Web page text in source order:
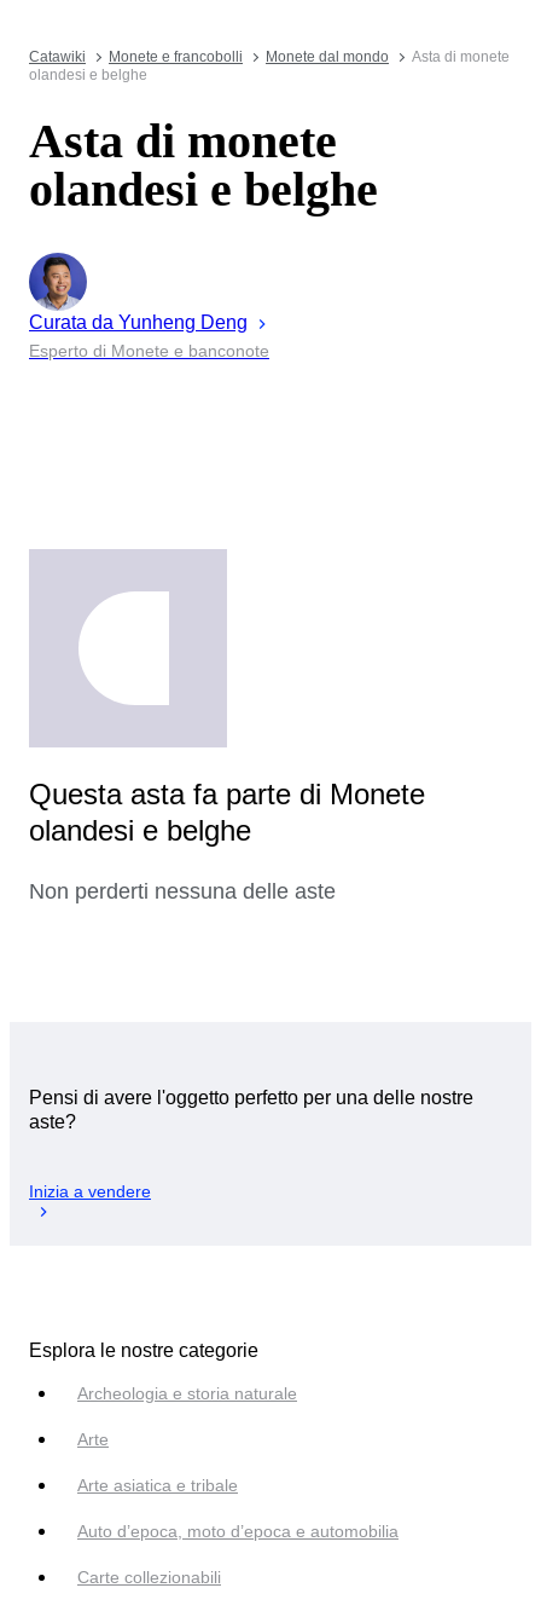
Catawiki Monete e francobolli Monete dal mondo
Asta di monete
olandesi e belghe
Asta di monete
olandesi e belghe
Curata da Yunheng Deng
Esperto di Monete e banconote
Questa asta fa parte di Monete
olandesi e belghe
Non perderti nessuna delle aste
Pensi di avere l'oggetto perfetto per una delle nostre
aste?
Inizia a vendere
Esplora le nostre categorie
Archeologia e storia naturale
Arte
Arte asiatica e tribale
Auto d’epoca, moto d’epoca e automobilia
Carte collezionabili